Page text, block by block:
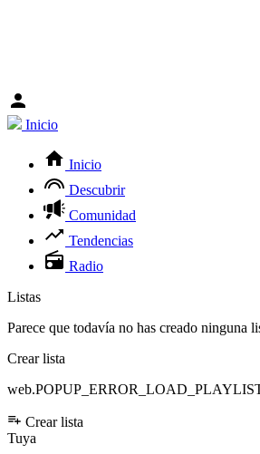
Inicio
Inicio
Descubrir
Comunidad
Tendencias
Radio
Listas
Parece que todavía no has creado ninguna
Crear lista
Crear lista
Tuya